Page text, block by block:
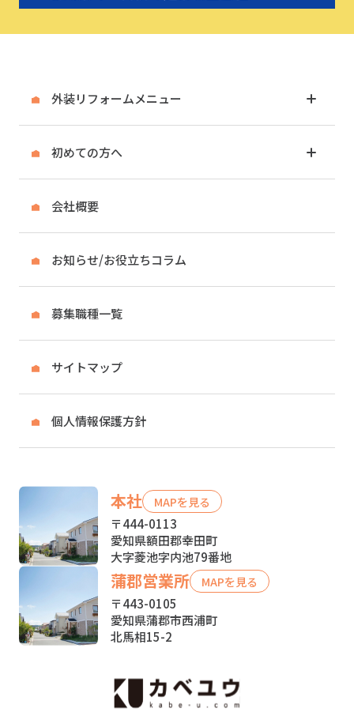
外装リフォームメニュー
初めての方へ
会社概要
お知らせ/お役立ちコラム
募集職種一覧
サイトマップ
個人情報保護方針
本社 MAPを見る
〒444-0113
愛知県額田郡幸田町
大字菱池字内池79番地
蒲郡営業所 MAPを見る
〒443-0105
愛知県蒲郡市西浦町
北馬相15-2